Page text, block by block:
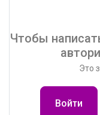
Чтобы
Это
Войти